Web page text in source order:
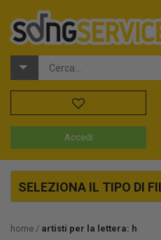
Accedi
SELEZIONA IL TIPO DI
home artisti per la lettera: h